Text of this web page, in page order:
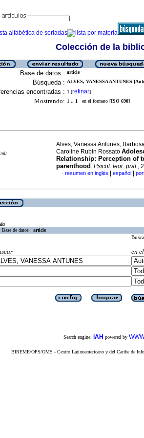
Colección de la
Base de datos : article
Búsqueda : ALVES, VANESSA ANTUNES
encontradas : 1 [refinar]
Mostrando: 1 .. 1 en el formato [ISO 690]
Alves, Vanessa Antunes,
Caroline Rubin Rossato
Relationship: Perception of
parenthood . Psicol. teor. prat.,
· resumen en inglés español
Base de datos : article
en
Search engine: iAH powered by
BIREME/OPS/OMS - Centro Latinoamericano y del Caribe de